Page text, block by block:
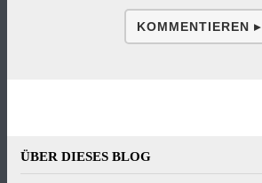
KOMMENTIEREN ▸
ÜBER DIESES BLOG